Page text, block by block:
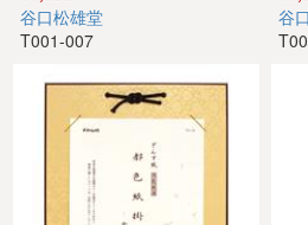
谷口松雄堂
T001-007
谷